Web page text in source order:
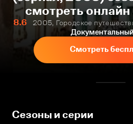
смотреть онлайн
8.6
2005, Городское
Смотреть
Сезоны и серии